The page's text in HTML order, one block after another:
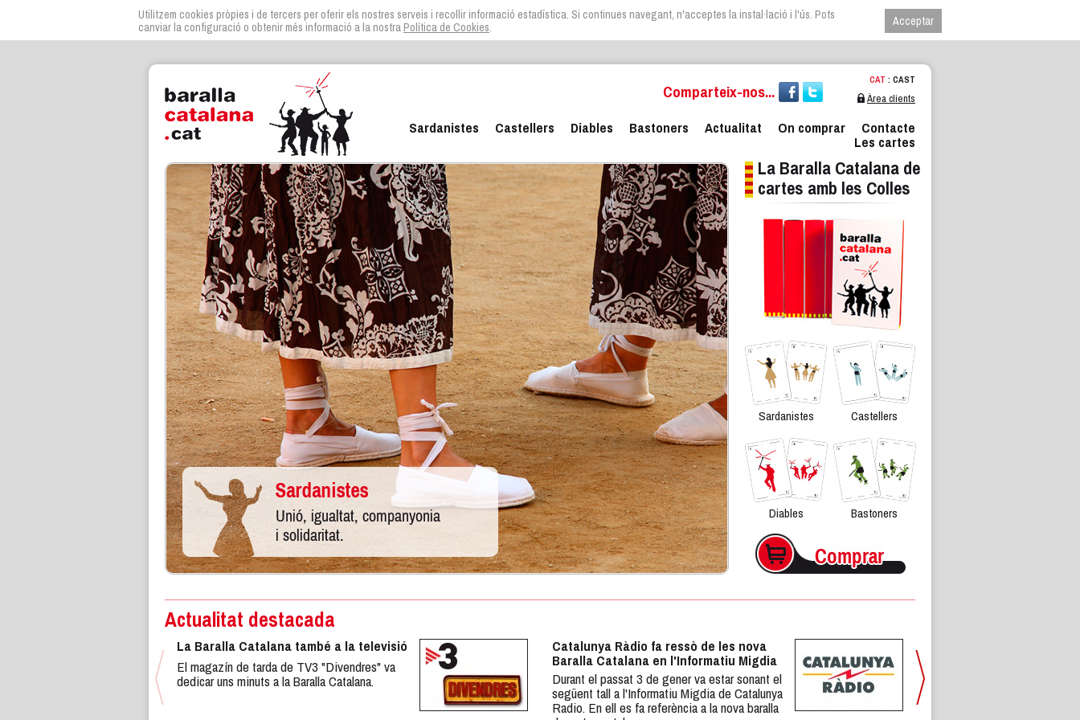
Utilitzem cookies pròpies i de tercers per oferir els nostres serveis i recollir informació estadística. Si continues navegant, n'acceptes la instal·lació i l'ús. Pots
canviar la configuració o obtenir més informació a la nostra Política de Cookies.
Comparteix-nos...
CAT : CAST
Àrea clients
Contacte
On comprar
Actualitat
Bastoners
Diables
Castellers
Sardanistes
Les cartes
La Baralla Catalana de
cartes amb les Colles
Sardanistes Castellers
Diables Bastoners
Actualitat destacada
La Baralla Catalana també a la televisió
El magazín de tarda de TV3 "Divendres" va
dedicar uns minuts a la Baralla Catalana.
Catalunya Ràdio fa ressò de les nova
Baralla Catalana en l'Informatiu Migdia
Durant el passat 3 de gener va estar sonant el
següent tall a l'Informatiu Migdia de Catalunya
Radio. En ell es fa referència a la nova baralla